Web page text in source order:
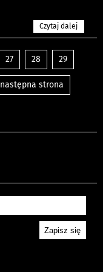
Czytaj dalej
27 28 29
następna strona